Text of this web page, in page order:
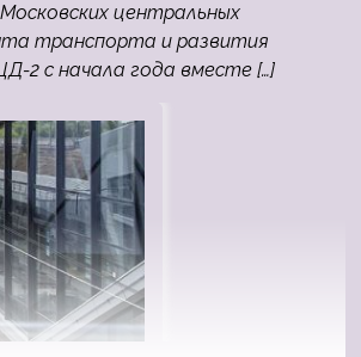
центральных
транспорта и развития
2 с начала года вместе […]